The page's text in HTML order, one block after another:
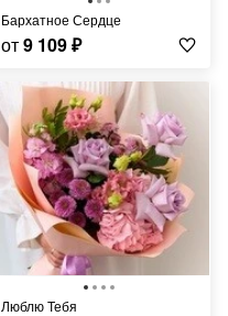
Бархатное Сердце
от9 109₽
Люблю Тебя